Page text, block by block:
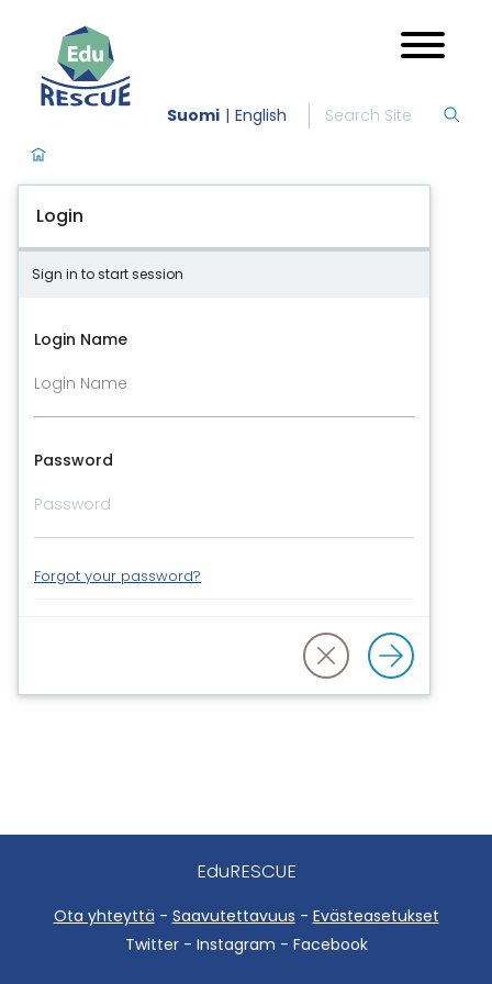
Suomi English
Login
Sign in to start session
Login Name
Password
Forgot your password?
EduRESCUE
Ota yhteyttä - Saavutettavuus - Evästeasetukset
Twitter - Instagram - Facebook